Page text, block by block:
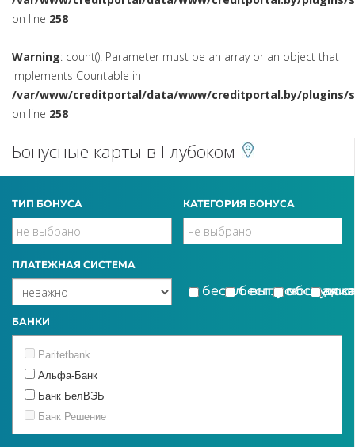
on line 258
Warning: count(): Parameter must be an array or an object that
implements Countable in
/var/www/creditportal/data/www/creditportal.by/plugins/
on line 258
Бонусные карты в Глубоком
ТИП БОНУСА КАТЕГОРИЯ БОНУСА
ПЛАТЕЖНАЯ СИСТЕМА
беспл. выпуск
беспл.моцная
БАНКИ
Paritetbank
Альфа-Банк
Банк БелВЭБ
Банк Решение
Белагропромбанк